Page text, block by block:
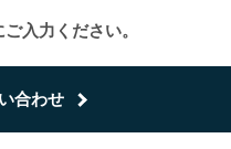
入力ください。
合わせ